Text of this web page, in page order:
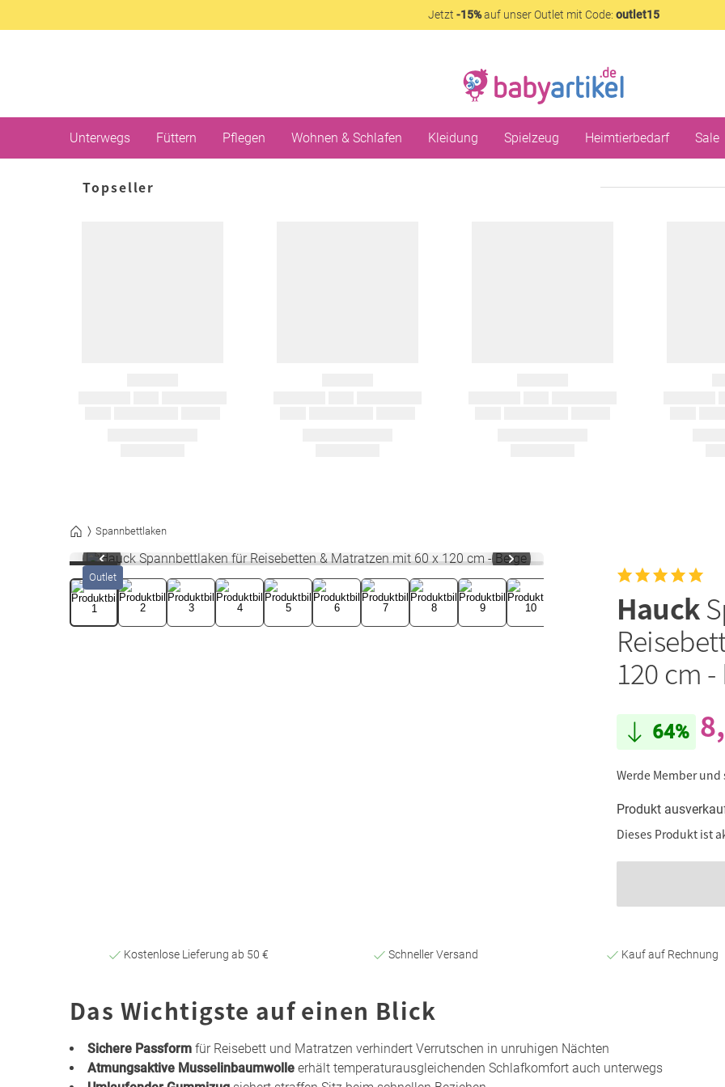
Jetzt -15%auf unser Outlet mit Code: outlet15
Unterwegs Füttern Pflegen Wohnen & Schlafen Kleidung Spielzeug Heimtierbedarf Sale
Topseller
Spannbettlaken
Outlet
Hauck
120 cm
64%
Werde Member
Produkt
Dieses Produkt ist
Kostenlose Lieferung ab 50 € Schneller Versand Kauf auf Rechnung
Das Wichtigste auf einen Blick
Sichere Passform für Reisebett und Matratzen verhindert Verrutschen in unruhigen Nächten
Atmungsaktive Musselinbaumwolle erhält temperaturausgleichenden Schlafkomfort auch unterwegs